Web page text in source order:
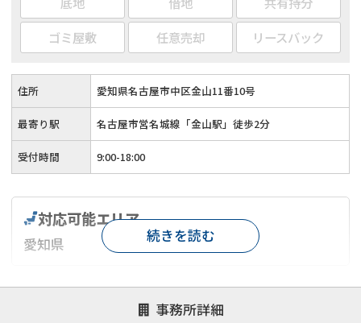
ゴミ屋敷
任意売却 リースバック
住所 愛知県名古屋市中区金山11番10号
最寄り駅 名古屋市営名城線「金山駅」徒歩2分
受付時間 9:00-18:00
事務所詳細
対応可能エリア
愛知県
対応が親身 オンライン面談可能
レスポンスが早い
1億円以上の買取可
続きを読む